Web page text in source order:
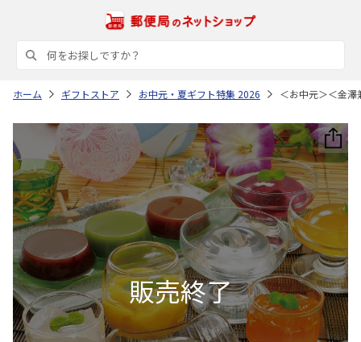
ホーム ギフトストア お中元・夏ギフト特集 2026 ＜お中元＞＜金